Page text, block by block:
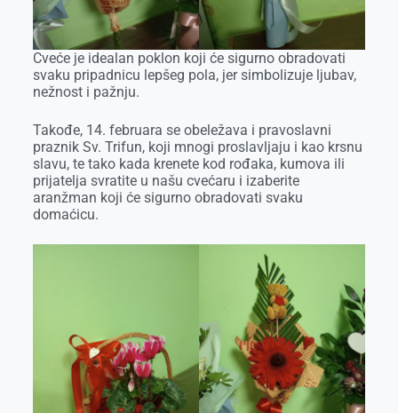
Cveće je idealan poklon koji će sigurno obradovati
svaku pripadnicu lepšeg pola, jer simbolizuje ljubav,
nežnost i pažnju.
Takođe, 14. februara se obeležava i pravoslavni
praznik Sv. Trifun, koji mnogi proslavljaju i kao krsnu
slavu, te tako kada krenete kod rođaka, kumova ili
prijatelja svratite u našu cvećaru i izaberite
aranžman koji će sigurno obradovati svaku
domaćicu.